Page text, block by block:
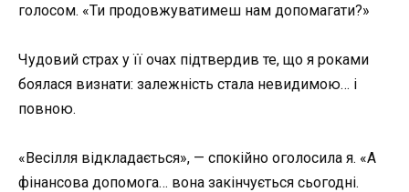
голосом. «Ти продовжуватимеш нам допомагати?»
Чудовий страх у її очах підтвердив те, що я роками
боялася визнати: залежність стала невидимою… і
повною.
«Весілля відкладається», — спокійно оголосила я. «А
фінансова допомога… вона закінчується сьогодні.